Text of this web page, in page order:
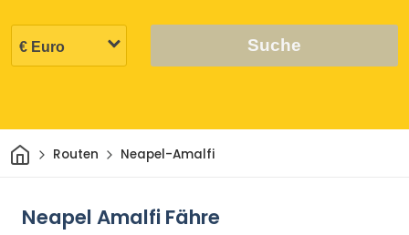
Suche
HeimRouten Neapel-Amalfi
Neapel Amalfi Fähre